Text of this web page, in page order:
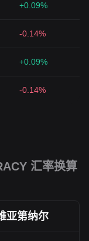
+0.09%
-0.14%
+0.09%
-0.14%
汇率换算
亚第纳尔